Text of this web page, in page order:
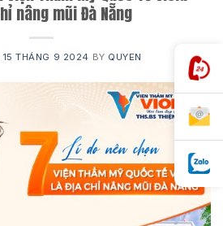
nâng mũi Đà Nẵng
15 THÁNG 9 2024 BY QUYEN